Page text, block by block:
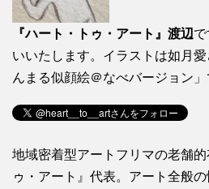
『ハート・トゥ・アート』渡辺
いいたします。イラストは如月
んまる似顔絵＠なべバージョン」
地域密着型アートフリマの老舗
ゥ・アート』代表。アート全般